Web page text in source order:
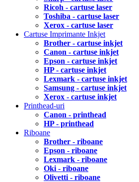
Ricoh - cartuse laser
Toshiba - cartuse laser
Xerox - cartuse laser
Cartuse Imprimante Inkjet
Brother - cartuse inkjet
Canon - cartuse inkjet
Epson - cartuse inkjet
HP - cartuse inkjet
Lexmark - cartuse inkjet
Samsung - cartuse inkjet
Xerox - cartuse inkjet
Printhead-uri
Canon - printhead
HP - printhead
Riboane
Brother - riboane
Epson - riboane
Lexmark - riboane
Oki - riboane
Olivetti - riboane